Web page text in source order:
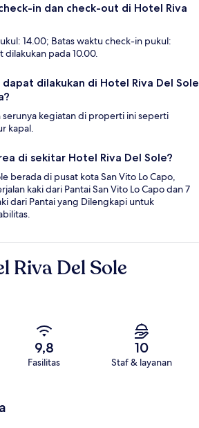
in dan check-out di Hotel Riva
14.00; Batas waktu check-in pukul:
dilakukan pada 10.00.
dilakukan di Hotel Riva Del Sole
serunya kegiatan di properti ini seperti
kapal.
di sekitar Hotel Riva Del Sole?
berada di pusat kota San Vito Lo Capo,
kaki dari Pantai San Vito Lo Capo dan 7
dari Pantai yang Dilengkapi untuk
Riva Del Sole
9,8
Fasilitas
10
Staf & layanan